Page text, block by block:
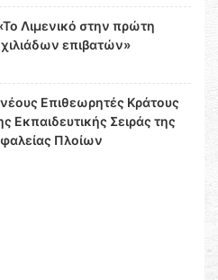
Λιμενικό στην πρώτη
επιβατών»
Επιθεωρητές Κράτους
Εκπαιδευτικής Σειράς της
Πλοίων